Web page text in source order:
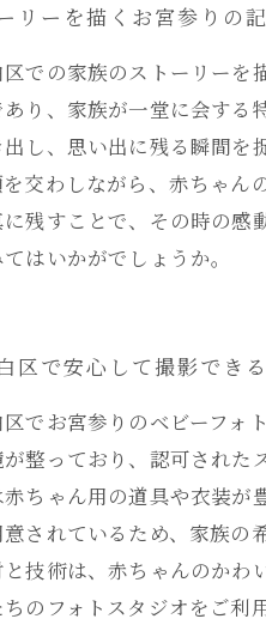
リーを描くお宮参りの
での家族のストーリーを
り、家族が一堂に会する
出し、思い出に残る瞬間
交わしながら、赤ちゃん
残すことで、その時の感
はいかがでしょうか。
区で安心して撮影でき
でお宮参りのベビーフォ
整っており、認可された
ちゃん用の道具や衣装が
されているため、家族の
技術は、赤ちゃんのかわ
のフォトスタジオをご利